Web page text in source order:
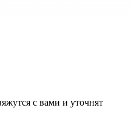
с вами и уточнят